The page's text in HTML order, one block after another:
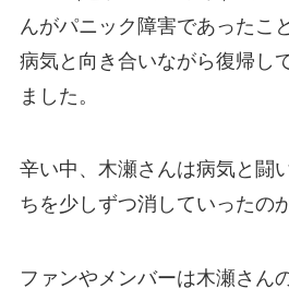
んがパニック障害であったこ
病気と向き合いながら復帰し
ました。
辛い中、木瀬さんは病気と闘
ちを少しずつ消していったの
ファンやメンバーは木瀬さん